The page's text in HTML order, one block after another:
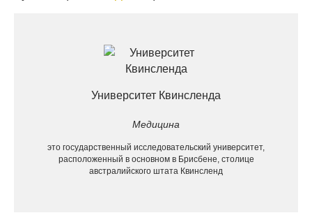
Университет Квинсленда
Медицина
это государственный исследовательский университет,
расположенный в основном в Брисбене, столице
австралийского штата Квинсленд